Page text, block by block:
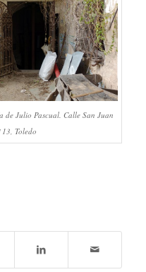
de Julio Pascual. Calle San Juan
Toledo